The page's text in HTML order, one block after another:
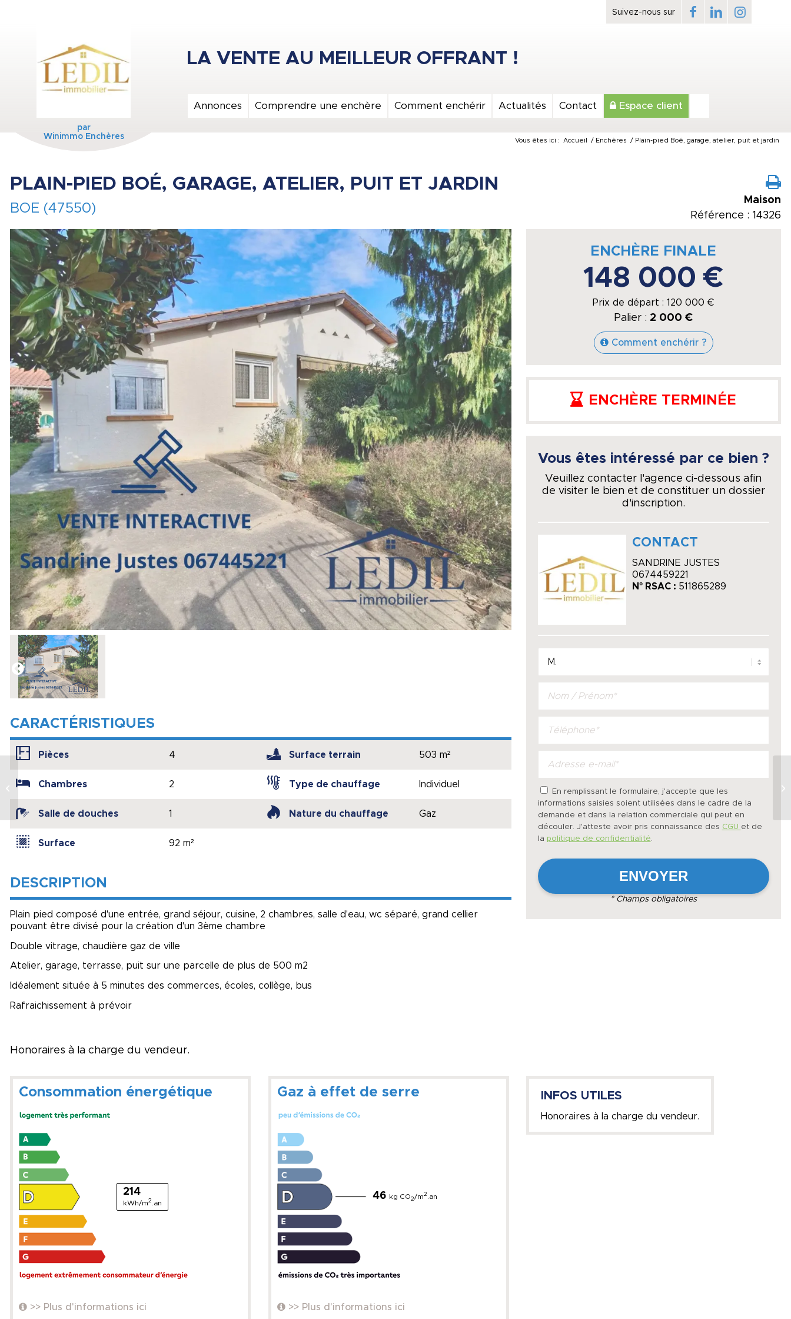
par
Winimmo Enchères
Annonces Comprendre une enchère Comment enchérir Actualités Contact Espace client
Vous êtes ici : Accueil / Enchères / Plain-pied Boé, garage, atelier, puit et jardin
PLAIN-PIED BOÉ, GARAGE, ATELIER, PUIT ET JARDIN
BOE (47550)
Maison
Référence : 14326
CARACTÉRISTIQUES
Pièces 4
Chambres 2
Salle de douches 1
Surface 92 m²
Surface terrain 503 m²
Type de chauffage Individuel
Nature du chauffage Gaz
DESCRIPTION
Plain pied composé d'une entrée, grand séjour, cuisine, 2 chambres, salle d'eau, wc séparé, grand cellier
pouvant être divisé pour la création d'un 3ème chambre
Double vitrage, chaudière gaz de ville
Atelier, garage, terrasse, puit sur une parcelle de plus de 500 m2
Idéalement située à 5 minutes des commerces, écoles, collège, bus
Rafraichissement à prévoir
Honoraires à la charge du vendeur.
ENCHÈRE FINALE
148 000 €
Prix de départ :120 000 €
Palier : 2 000 €
Comment enchérir ?
ENCHÈRE TERMINÉE
Vous êtes intéressé par ce bien ?
Veuillez contacter l'agence ci-dessous afin
de visiter le bien et de constituer un dossier
d'inscription.
CONTACT
SANDRINE JUSTES
0674459221
N° RSAC : 511865289
En remplissant le formulaire, j'accepte que les
informations saisies soient utilisées dans le cadre de la
demande et dans la relation commerciale qui peut en
découler. J'atteste avoir pris connaissance des CGU et de
la politique de confidentialité.
* Champs obligatoires
Consommation énergétique
214
kWh/m2 .an
>> Plus d'informations ici
Gaz à effet de serre
46 kg CO2/m2 .an
>> Plus d'informations ici
INFOS UTILES
Honoraires à la charge du vendeur.
Villers-Bretonneux
(80800), pavillon
pièces, 2 chambres,...